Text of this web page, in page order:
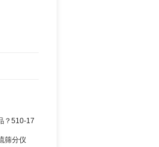
？510-17
筛分仪